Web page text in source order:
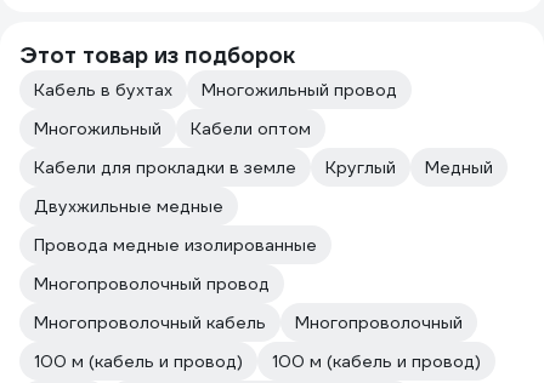
Этот товар из подборок
Кабель в бухтах
Многожильный провод
Многожильный
Кабели оптом
Кабели для прокладки в земле
Круглый
Медный
Двухжильные медные
Провода медные изолированные
Многопроволочный провод
Многопроволочный кабель
Многопроволочный
100 м (кабель и провод)
100 м (кабель и провод)